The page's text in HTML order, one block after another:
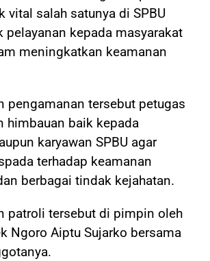
vital salah satunya di SPBU
pelayanan kepada masyarakat
meningkatkan keamanan
pengamanan tersebut petugas
himbauan baik kepada
karyawan SPBU agar
terhadap keamanan
berbagai tindak kejahatan.
patroli tersebut di pimpin oleh
Ngoro Aiptu Sujarko bersama